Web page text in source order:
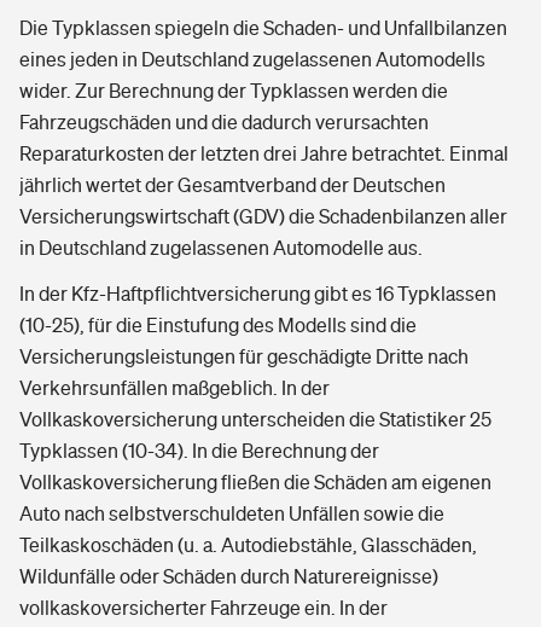
Die Typklassen spiegeln die Schaden- und Unfallbilanzen
eines jeden in Deutschland zugelassenen Automodells
wider. Zur Berechnung der Typklassen werden die
Fahrzeugschäden und die dadurch verursachten
Reparaturkosten der letzten drei Jahre betrachtet. Einmal
jährlich wertet der Gesamtverband der Deutschen
Versicherungswirtschaft (GDV) die Schadenbilanzen aller
in Deutschland zugelassenen Automodelle aus.
In der Kfz-Haftpflichtversicherung gibt es 16 Typklassen
(10-25), für die Einstufung des Modells sind die
Versicherungsleistungen für geschädigte Dritte nach
Verkehrsunfällen maßgeblich. In der
Vollkaskoversicherung unterscheiden die Statistiker 25
Typklassen (10-34). In die Berechnung der
Vollkaskoversicherung fließen die Schäden am eigenen
Auto nach selbstverschuldeten Unfällen sowie die
Teilkaskoschäden (u. a. Autodiebstähle, Glasschäden,
Wildunfälle oder Schäden durch Naturereignisse)
vollkaskoversicherter Fahrzeuge ein. In der